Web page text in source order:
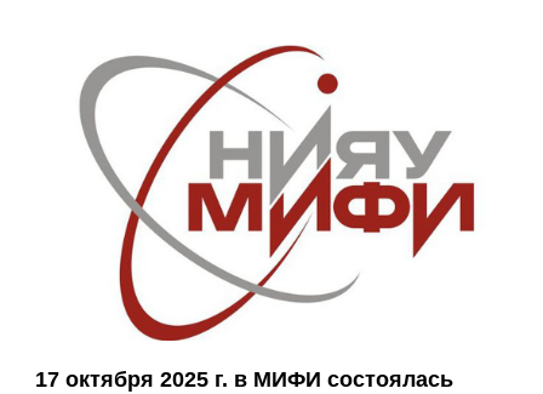
17 октября 2025 г. в МИФИ состоялась